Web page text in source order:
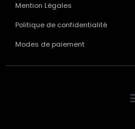
Mention Légales
Politique de confidentialité
Modes de paiement